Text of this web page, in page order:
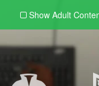
Show Adult